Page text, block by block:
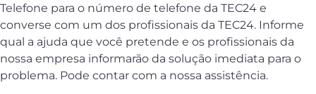
Telefone para o número de telefone da TEC24 e
converse com um dos profissionais da TEC24. Informe
qual a ajuda que você pretende e os profissionais da
nossa empresa informarão da solução imediata para o
problema. Pode contar com a nossa assistência.